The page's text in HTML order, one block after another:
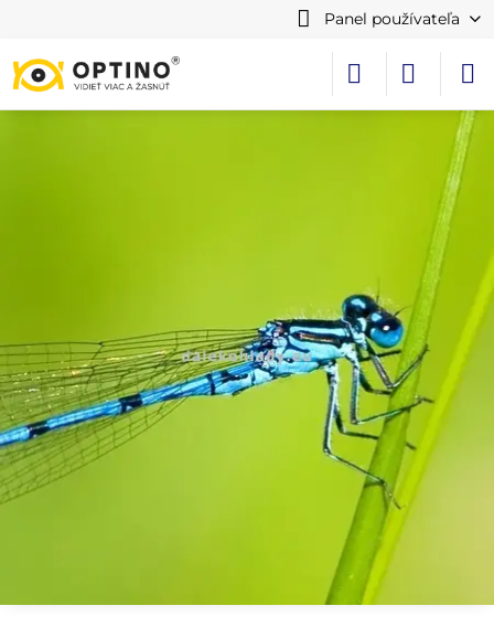
Panel používateľa